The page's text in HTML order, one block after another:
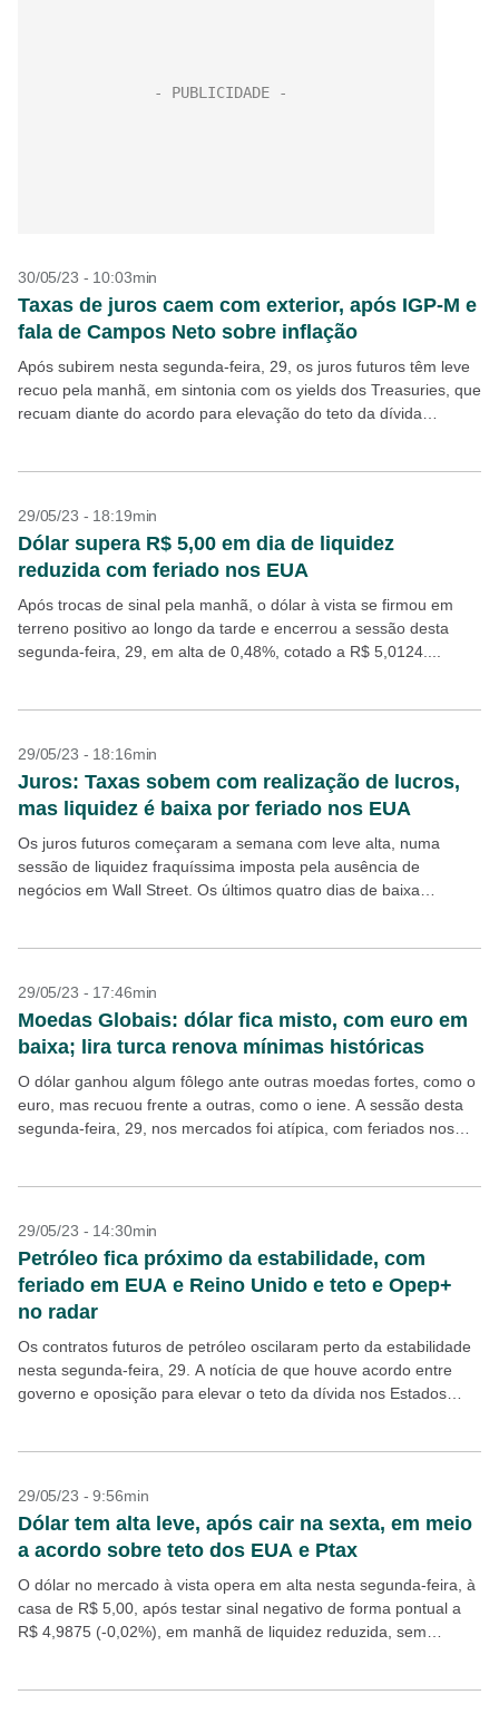
30/05/23 - 10:03min
Taxas de juros caem com exterior, após IGP-M e
fala de Campos Neto sobre inflação
Após subirem nesta segunda-feira, 29, os juros futuros têm leve
recuo pela manhã, em sintonia com os yields dos Treasuries, que
recuam diante do acordo para elevação do teto da dívida
29/05/23 - 18:19min
Dólar supera R$ 5,00 em dia de liquidez
reduzida com feriado nos EUA
Após trocas de sinal pela manhã, o dólar à vista se firmou em
terreno positivo ao longo da tarde e encerrou a sessão desta
segunda-feira, 29, em alta de 0,48%, cotado a R$ 5,0124....
29/05/23 - 18:16min
Juros: Taxas sobem com realização de lucros,
mas liquidez é baixa por feriado nos EUA
Os juros futuros começaram a semana com leve alta, numa
sessão de liquidez fraquíssima imposta pela ausência de
negócios em Wall Street. Os últimos quatro dias de baixa
29/05/23 - 17:46min
Moedas Globais: dólar fica misto, com euro em
baixa; lira turca renova mínimas históricas
O dólar ganhou algum fôlego ante outras moedas fortes, como o
euro, mas recuou frente a outras, como o iene. A sessão desta
segunda-feira, 29, nos mercados foi atípica, com feriados nos
29/05/23 - 14:30min
Petróleo fica próximo da estabilidade, com
feriado em EUA e Reino Unido e teto e Opep+
no radar
Os contratos futuros de petróleo oscilaram perto da estabilidade
nesta segunda-feira, 29. A notícia de que houve acordo entre
governo e oposição para elevar o teto da dívida nos Estados
29/05/23 - 9:56min
Dólar tem alta leve, após cair na sexta, em meio
a acordo sobre teto dos EUA e Ptax
O dólar no mercado à vista opera em alta nesta segunda-feira, à
casa de R$ 5,00, após testar sinal negativo de forma pontual a
R$ 4,9875 (-0,02%), em manhã de liquidez reduzida, sem